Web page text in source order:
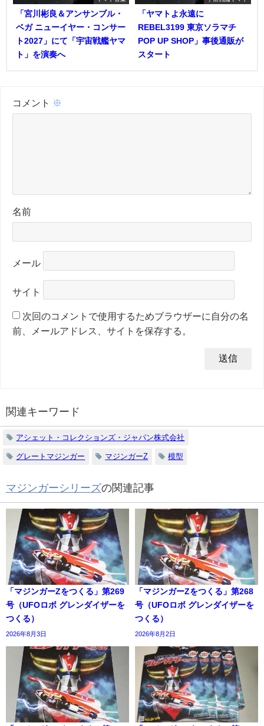
「宮川彬良＆アンサンブル・
ベガ ニューイヤー・コンサー
ト2027」にて「宇宙戦艦ヤマ
ト」を演奏へ
「ヤマトよ永遠に
REBEL3199 東京ソラマチ
POP UP SHOP」事後通販が
スタート
コメント ※
名前
メール
サイト
次回のコメントで使用するためブラウザーに自分の名
前、メールアドレス、サイトを保存する。
関連キーワード
アシェット・コレクションズ・ジャパン株式会社
グレートマジンガー マジンガーZ 模型
マジンガーシリーズの関連記事
「マジンガーZをつくる」第269
号（UFOロボ グレンダイザーを
つくる）
2026年8月3日
「マジンガーZをつくる」第268
号（UFOロボ グレンダイザーを
つくる）
2026年8月2日